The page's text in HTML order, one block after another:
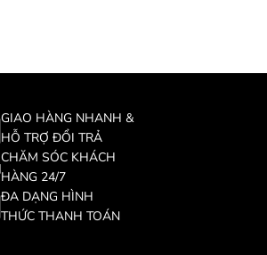
GIAO HÀNG NHANH &
HỖ TRỢ ĐỔI TRẢ
CHĂM SÓC KHÁCH
HÀNG 24/7
ĐA DẠNG HÌNH
THỨC THANH TOÁN